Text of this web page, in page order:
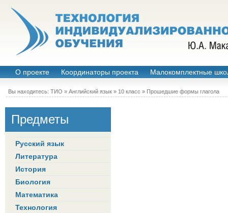
О проекте Координаторы проекта Малокомплектные
Вы находитесь: ТИО » Английский язык » 10 класс » Прошедшие формы глагола
Предметы
Русский язык
Литература
История
Биология
Математика
Технология